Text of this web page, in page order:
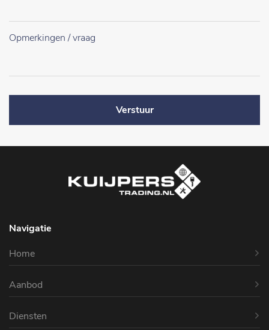
Verstuur
Navigatie
Home
Aanbod
Diensten